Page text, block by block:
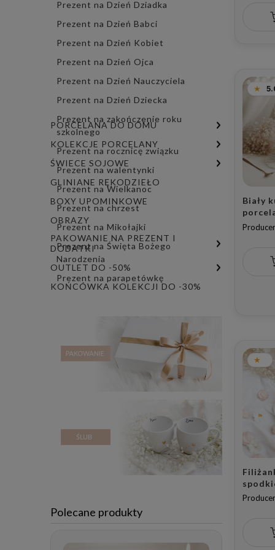
Prezent na Dzień Dziadka
Prezent na Dzień Babci
Prezent na Dzień Kobiet
Prezent na Dzień Ojca
Prezent na Dzień Nauczyciela
Prezent na Dzień Dziecka
Prezent na zakończenie roku
szkolnego
Prezent na rocznicę związku
Prezent na walentynki
Prezent na Wielkanoc
Prezent na chrzest
Prezent na Mikołajki
Prezent na Święta Bożego
Narodzenia
Prezent na parapetówkę
PORCELANA DO DOMU
KOLEKCJE PORCELANY
ŚWIECE SOJOWE
GLINIANE RĘKODZIEŁO
BOXY UPOMINKOWE
OBRAZY
PAKOWANIE NA PREZENT I
DODATKI
OUTLET DO -50%
KOŃCÓWKA KOLEKCJI DO -30%
Polecane produkty
Biały
napis
ZŁOTE